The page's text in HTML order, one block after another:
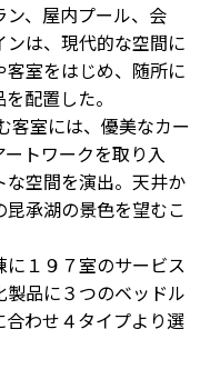
、屋内プール、会
は、現代的な空間に
室をはじめ、随所に
配置した。
室には、優美なカー
トワークを取り入
空間を演出。天井か
承湖の景色を望むこ
１９７室のサービス
品に３つのベッドル
わせ４タイプより選